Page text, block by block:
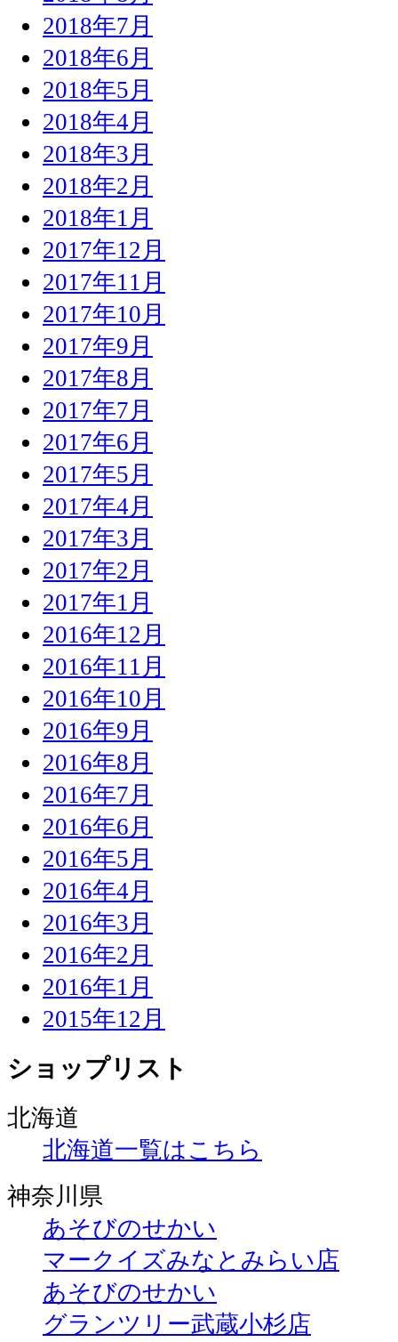
2018年7月
2018年6月
2018年5月
2018年4月
2018年3月
2018年2月
2018年1月
2017年12月
2017年11月
2017年10月
2017年9月
2017年8月
2017年7月
2017年6月
2017年5月
2017年4月
2017年3月
2017年2月
2017年1月
2016年12月
2016年11月
2016年10月
2016年9月
2016年8月
2016年7月
2016年6月
2016年5月
2016年4月
2016年3月
2016年2月
2016年1月
2015年12月
ショップリスト
北海道
北海道一覧はこちら
神奈川県
あそびのせかい
マークイズみなとみらい店
あそびのせかい
グランツリー武蔵小杉店